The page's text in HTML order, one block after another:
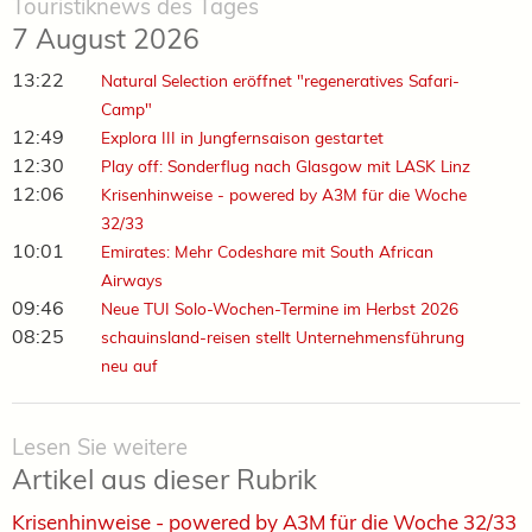
Touristiknews des Tages
7 August 2026
13:22
Natural Selection eröffnet "regeneratives Safari-
Camp"
12:49 Explora III in Jungfernsaison gestartet
12:30 Play off: Sonderflug nach Glasgow mit LASK Linz
12:06
Krisenhinweise - powered by A3M für die Woche
32/33
10:01
Emirates: Mehr Codeshare mit South African
Airways
09:46 Neue TUI Solo-Wochen-Termine im Herbst 2026
08:25
schauinsland-reisen stellt Unternehmensführung
neu auf
Lesen Sie weitere
Artikel aus dieser Rubrik
Krisenhinweise - powered by A3M für die Woche 32/33